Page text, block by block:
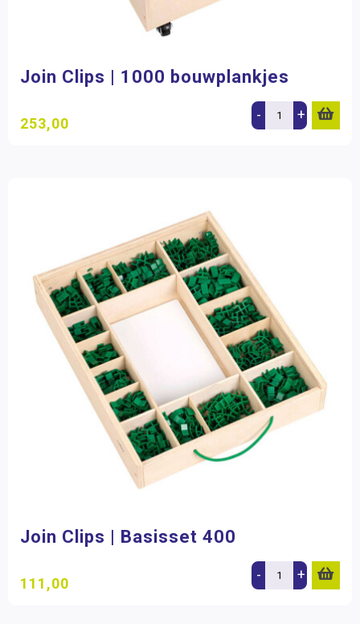
Join Clips | 1000 bouwplankjes
253,00 - +
Join Clips | Basisset 400
111,00 - +